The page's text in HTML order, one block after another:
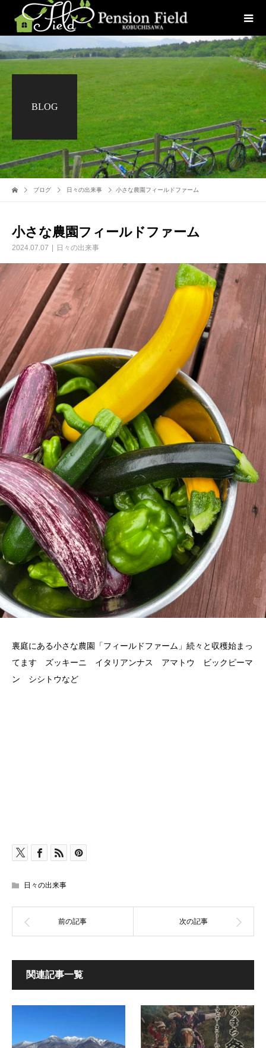
BLOG
ブログ 日々の出来事 小さな農園フィールドファーム
小さな農園フィールドファーム
2024.07.07 日々の出来事
裏庭にある小さな農園「フィールドファーム」続々と収穫始まっ
てます ズッキーニ イタリアンナス アマトウ ビックピーマ
ン シシトウなど
日々の出来事
関連記事一覧